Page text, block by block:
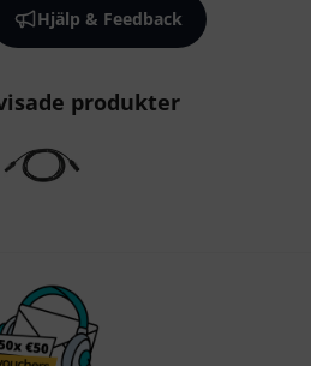
Hjälp & Feedback
produkter